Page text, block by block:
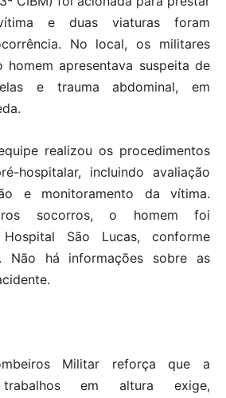
e duas viaturas foram
No local, os militares
homem apresentava suspeita de
e trauma abdominal, em
realizou os procedimentos
hospitalar, incluindo avaliação
e monitoramento da vítima.
socorros, o homem foi
São Lucas, conforme
Não há informações sobre as
Militar reforça que a
em altura exige,